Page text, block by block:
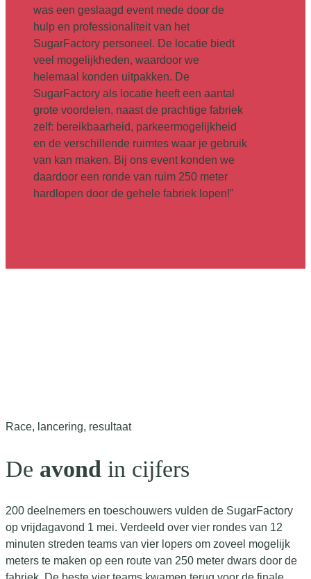
was een geslaagd event mede door de
hulp en professionaliteit van het
SugarFactory personeel. De locatie biedt
veel mogelijkheden, waardoor we
helemaal konden uitpakken. De
SugarFactory als locatie heeft een aantal
grote voordelen, naast de prachtige fabriek
zelf: bereikbaarheid, parkeermogelijkheid
en de verschillende ruimtes waar je gebruik
van kan maken. Bij ons event konden we
daardoor een ronde van ruim 250 meter
hardlopen door de gehele fabriek lopen!”
Race, lancering, resultaat
De avond in cijfers
200 deelnemers en toeschouwers vulden de SugarFactory
op vrijdagavond 1 mei. Verdeeld over vier rondes van 12
minuten streden teams van vier lopers om zoveel mogelijk
meters te maken op een route van 250 meter dwars door de